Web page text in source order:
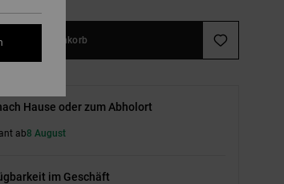
In den Warenkorb
Hause oder zum Abholort
ab8 August
im Geschäft